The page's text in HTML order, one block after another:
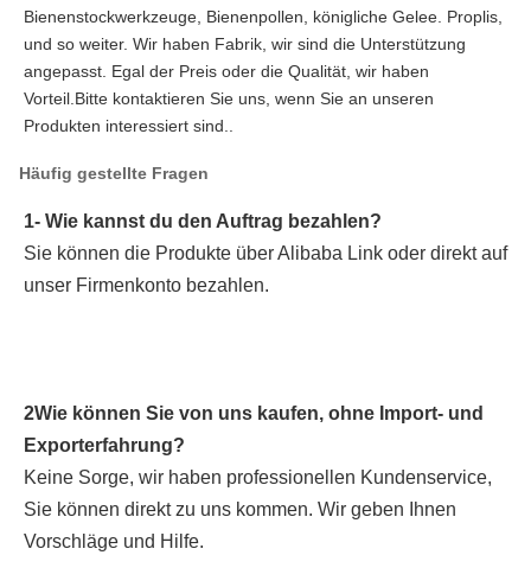
Bienenstockwerkzeuge, Bienenpollen, königliche Gelee. Proplis,
und so weiter. Wir haben Fabrik, wir sind die Unterstützung
angepasst. Egal der Preis oder die Qualität, wir haben
Vorteil.Bitte kontaktieren Sie uns, wenn Sie an unseren
Produkten interessiert sind..
Häufig gestellte Fragen
1- Wie kannst du den Auftrag bezahlen?
Sie können die Produkte über Alibaba Link oder direkt auf
unser Firmenkonto bezahlen.
2Wie können Sie von uns kaufen, ohne Import- und
Exporterfahrung?
Keine Sorge, wir haben professionellen Kundenservice,
Sie können direkt zu uns kommen. Wir geben Ihnen
Vorschläge und Hilfe.